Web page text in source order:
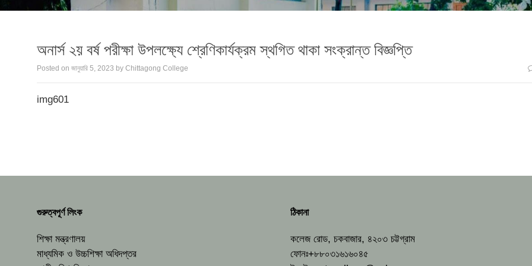
অনার্স ২য় বর্ষ পরীক্ষা উপলক্ষ্যে শ্রেণিকার্যক্রম স্থগিত থাকা সংক্রান্ত বিজ্ঞপ্তি
Posted on জানুয়ারি 5, 2023 by Chittagong College
img601
গুরুত্বপূর্ণ লিংক
শিক্ষা মন্ত্রণালয়
মাধ্যমিক ও উচ্চশিক্ষা অধিদপ্তর
ঠিকানা
কলেজ রোড, চকবাজার, ৪২০৩ চট্টগ্রাম
ফোনঃ+৮৮০৩১৬১৬০৪৫